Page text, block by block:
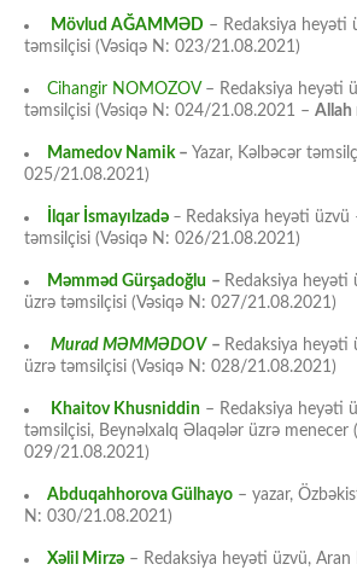
Mövlud AĞAMMƏD – Redaksiya heyəti
təmsilçisi (Vəsiqə N: 023/21.08.2021)
Cihangir NOMOZOV– Redaksiya heyəti
təmsilçisi (Vəsiqə N: 024/21.08.2021 – Allah
Mamedov Namik– Yazar, Kəlbəcər
025/21.08.2021)
İlqar İsmayılzadə – Redaksiya heyəti üzvü
təmsilçisi (Vəsiqə N: 026/21.08.2021)
Məmməd Gürşadoğlu – Redaksiya heyəti
üzrə təmsilçisi (Vəsiqə N: 027/21.08.2021)
Murad MƏMMƏDOV – Redaksiya heyəti
üzrə təmsilçisi (Vəsiqə N: 028/21.08.2021)
Khaitov Khusniddin – Redaksiya heyəti
təmsilçisi, Beynəlxalq Əlaqələr üzrə menecer
029/21.08.2021)
Abduqahhorova Gülhayo – yazar,
N: 030/21.08.2021)
Xəlil Mirzə – Redaksiya heyəti üzvü,